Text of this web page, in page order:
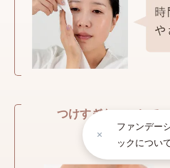
つけすぎないことで
追加する際も
ファンデー
ックについ